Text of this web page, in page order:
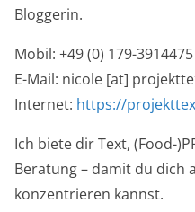
Bloggerin.
Mobil: +49 (0) 179-3914475
E-Mail: nicole [at]
Internet: https://
Ich biete dir Text, (Food-
Beratung – damit du dich
konzentrieren kannst.